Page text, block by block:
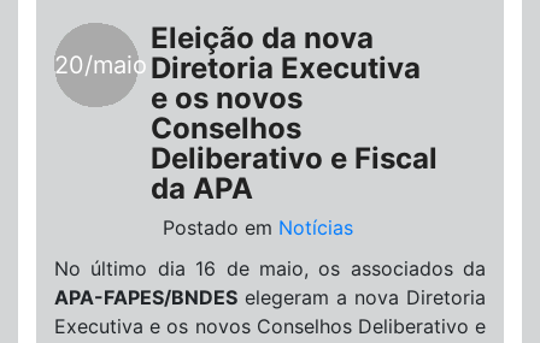
20/maio
Eleição da nova
Diretoria Executiva
e os novos
Conselhos
Deliberativo e Fiscal
da APA
Postado em Notícias
No último dia 16 de maio, os associados da
APA-FAPES/BNDES elegeram a nova Diretoria
Executiva e os novos Conselhos Deliberativo e